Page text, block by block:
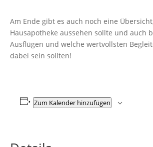
Am Ende gibt es auch noch eine
Hausapotheke aussehen sollte und auch
Ausflügen und welche wertvollsten
dabei sein sollten!
Zum Kalender hinzufügen